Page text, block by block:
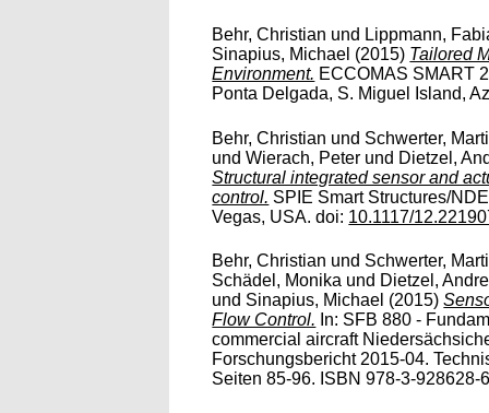
Behr, Christian und Lippmann,
Sinapius, Michael (2015) Tailored
Environment. ECCOMAS SMART
Ponta Delgada, S. Miguel Island,
Behr, Christian und Schwerter,
undWierach, Peter und Dietzel,
Structural integrated sensor and
control. SPIE Smart Structures/
Vegas, USA. doi: 10.1117/
Behr, Christian und Schwerter,
Schädel, Monika und Dietzel,
und Sinapius, Michael (2015)
Flow Control. In: SFB 880 -
commercial aircraft
Forschungsbericht 2015-04.
Seiten 85-96. ISBN 978-3-928628-